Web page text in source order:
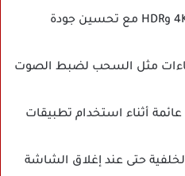
تشغيل فيديوهات بدقة 4K وHDR مع تحسين جودة
مثل السحب لضبط الصوت
أثناء استخدام تطبيقات
حتى عند إغلاق الشاشة